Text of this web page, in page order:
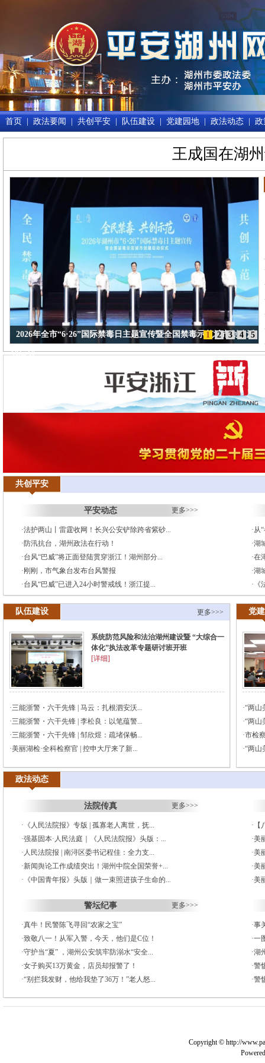
首页 政法要闻 共创平安 队伍建设 党建园地 政法动态 政
王成国在湖
2026年全市“6·26”国际禁毒日主题宣传暨全国禁毒示范城市创建活
动启动
1 2 3 4 5
共创平安
平安动态 更多>>>
·法护两山丨雷霆收网！长兴公安铲除跨省紫砂...
· 防汛抗台，湖州政法在行动！
·台风“巴威”将正面登陆贯穿浙江！湖州部分...
·刚刚，市气象台发布台风警报
·台风“巴威”已进入24小时警戒线！浙江提...
·从
·湖
·在
·湖
·
队伍建设 更多>>>
系统防范风险和法治湖州建设暨 “大综合一
体化”执法改革专题研讨班开班
[详细]
·三能浙警・六干先锋 | 马云：扎根泗安沃...
·三能浙警・六干先锋 | 李松良：以笔蕴警...
·三能浙警・六干先锋 | 邹欣煜：疏堵保畅...
·美丽湖检·全科检察官 | 控申大厅来了新...
党
·“两山
·“两山
·市检
·“两山
政法动态
法院传真 更多>>>
· 《人民法院报》专版 | 孤寡老人离世，抚...
·强基固本·人民法庭｜《人民法院报》头版：...
· 人民法院报 | 南浔区委书记程佳：全力支...
·新闻舆论工作成绩突出！湖州中院全国荣誉+...
· 《中国青年报》头版｜做一束照进孩子生命的...
·
·美
·美
·美
·美
警坛纪事 更多>>>
·真牛！民警陈飞寻回“农家之宝”
·致敬八一！从军入警，今天，他们是C位！
·守护当“夏” ，湖州公安筑牢防溺水“安全...
·女子购买13万黄金，店员却报警了！
·“别拦我发财，他给我垫了36万！”老人怒...
·事
·一
·湖
·警
·警
Copyright © http://